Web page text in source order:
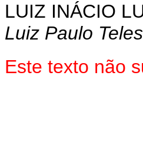
LUIZ INÁCIO
Luiz Paulo
Este texto não